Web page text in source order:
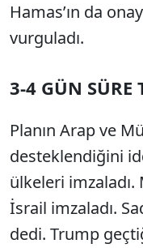
Hamas’ın da
vurguladı.
3-4 GÜN SÜRE
Planın Arap ve
desteklendiğini
ülkeleri
İsrail imzaladı.
dedi. Trump